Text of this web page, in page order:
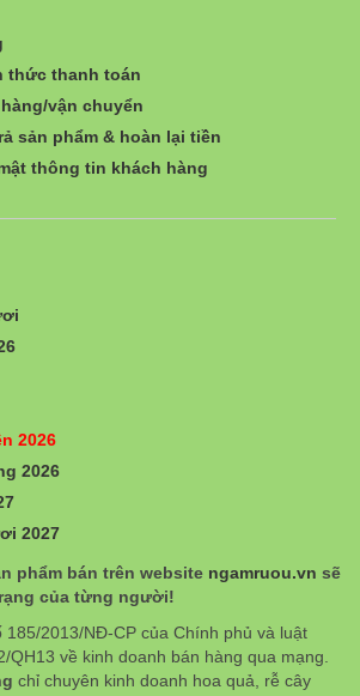
thức thanh toán
vận chuyển
sản phẩm & hoàn lại tiền
thông tin khách hàng
2026
2026
2027
phẩm bán trên website ngamruou.vn sẽ
của từng người!
185/2013/NĐ-CP của Chính phủ và luật
QH13 về kinh doanh bán hàng qua mạng.
chỉ chuyên kinh doanh hoa quả, rễ cây